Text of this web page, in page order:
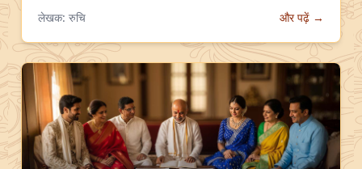
लेखक: रुचि और पढ़ें →